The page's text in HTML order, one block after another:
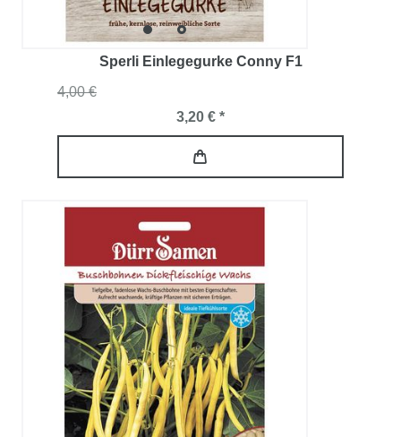
Sperli Einlegegurke Conny F1
4,00 €
3,20 € *